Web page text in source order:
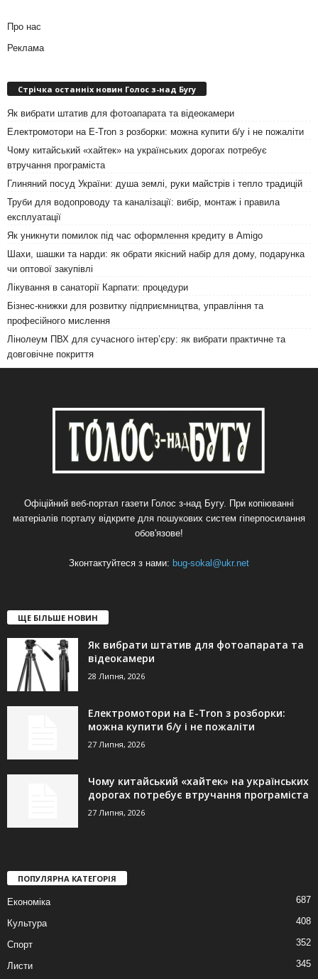
Про нас
Реклама
Стрічка останніх новин Голос з-над Бугу
Як вибрати штатив для фотоапарата та відеокамери
Електромотори на E-Tron з розборки: можна купити б/у і не пожаліти
Чому китайський «хайтек» на українських дорогах потребує
втручання програміста
Глиняний посуд України: душа землі, руки майстрів і тепло традицій
Труби для водопроводу та каналізації: вибір, монтаж і правила
експлуатації
Як уникнути помилок під час оформлення кредиту в Amigo
Шахи, шашки та нарди: як обрати якісний набір для дому, подарунка
чи оптової закупівлі
Лікування в санаторії Карпати: процедури
Бізнес-книжки для розвитку підприємництва, управління та
професійного мислення
Лінолеум ПВХ для сучасного інтер’єру: як вибрати практичне та
довговічне покриття
Офіційний веб-портал газети Голос з-над Бугу. При копіюванні
матеріалів порталу відкрите для пошукових систем гіперпосилання
обов'язове!
Зконтактуйтеся з нами: bug-sokal@ukr.net
ЩЕ БІЛЬШЕ НОВИН
Як вибрати штатив для фотоапарата та
відеокамери
28 Липня, 2026
Електромотори на E-Tron з розборки:
можна купити б/у і не пожаліти
27 Липня, 2026
Чому китайський «хайтек» на українських
дорогах потребує втручання програміста
27 Липня, 2026
ПОПУЛЯРНА КАТЕГОРІЯ
Економіка 687
Культура 408
Спорт 352
Листи 345